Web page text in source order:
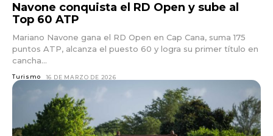
Navone conquista el RD Open y sube al
Top 60 ATP
Mariano Navone gana el RD Open en Cap Cana, suma 175
puntos ATP, alcanza el puesto 60 y logra su primer título en
cancha...
Turismo 16 DE MARZO DE 2026